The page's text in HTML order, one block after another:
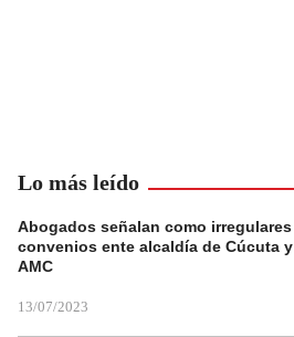
Lo más leído
Abogados señalan como irregulares
convenios ente alcaldía de Cúcuta y
AMC
13/07/2023